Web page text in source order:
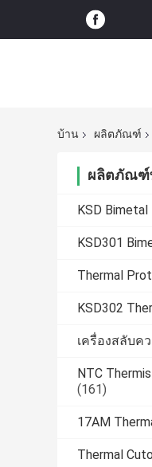
บ้าน ผลิตภัณฑ์
ผลิตภัณฑ์
KSD
KSD301
Thermal
KSD302
เครื่องสลับค
NTC
(161)
17AM
Thermal